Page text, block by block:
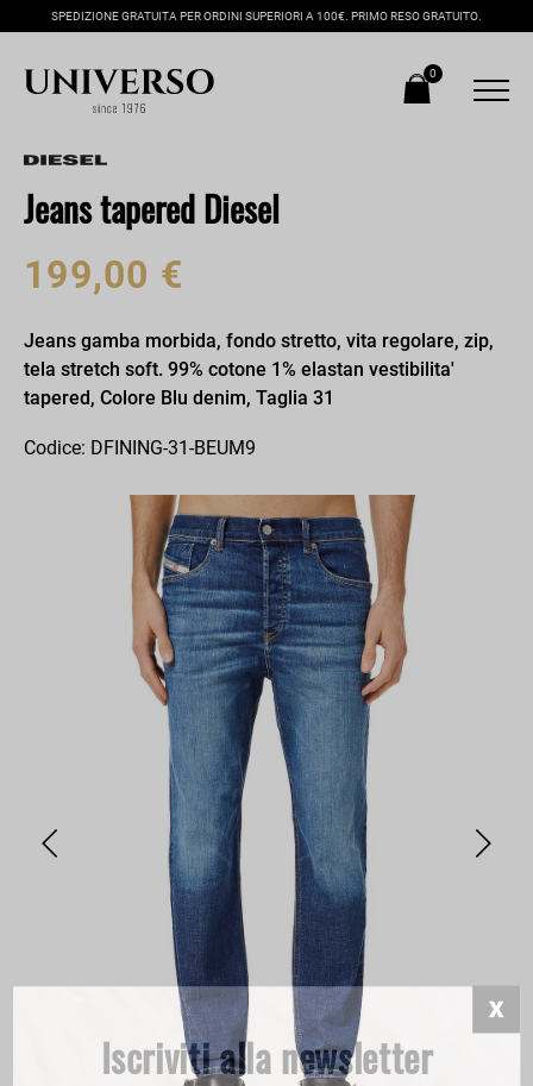
SPEDIZIONE GRATUITA PER ORDINI SUPERIORI A 100€. PRIMO RESO GRATUITO.
0
Jeans tapered Diesel
199,00 €
Jeans gamba morbida, fondo stretto, vita regolare, zip,
tela stretch soft. 99% cotone 1% elastan vestibilita'
tapered, Colore Blu denim, Taglia 31
Codice: DFINING-31-BEUM9
Iscriviti alla newsletter